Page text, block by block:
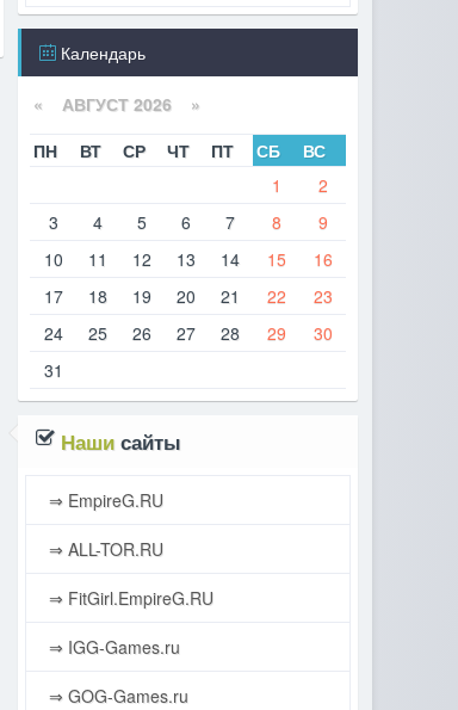
Календарь
« АВГУСТ 2026 »
ПН
ВТ СР ЧТ ПТ СБ
ВС
1
2
3
4 5 6 7 8
9
10
11 12 13 14 15
16
17
18 19 20 21 22
23
24
25 26 27 28 29
30
31
Наши сайты
⇒ EmpireG.RU
⇒ ALL-TOR.RU
⇒ FitGirl.EmpireG.RU
⇒ IGG-Games.ru
⇒ GOG-Games.ru